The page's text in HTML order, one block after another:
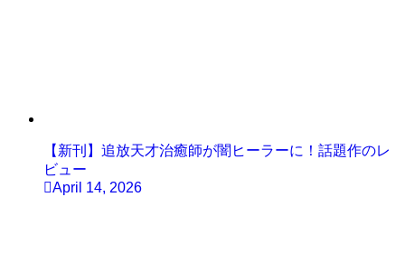
【新刊】追放天才治癒師が闇ヒーラーに！話題作のレ
ビュー
April 14, 2026